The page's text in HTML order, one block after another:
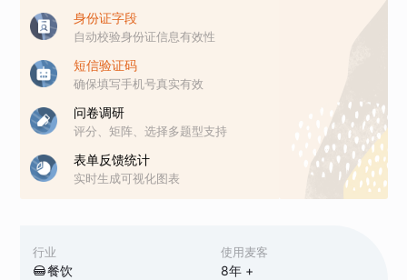
行业
餐饮
使用麦客
8年 +
身份证字段
自动校验身份证信息有效性
短信验证码
确保填写手机号真实有效
问卷调研
评分、矩阵、选择多题型支持
表单反馈统计
实时生成可视化图表